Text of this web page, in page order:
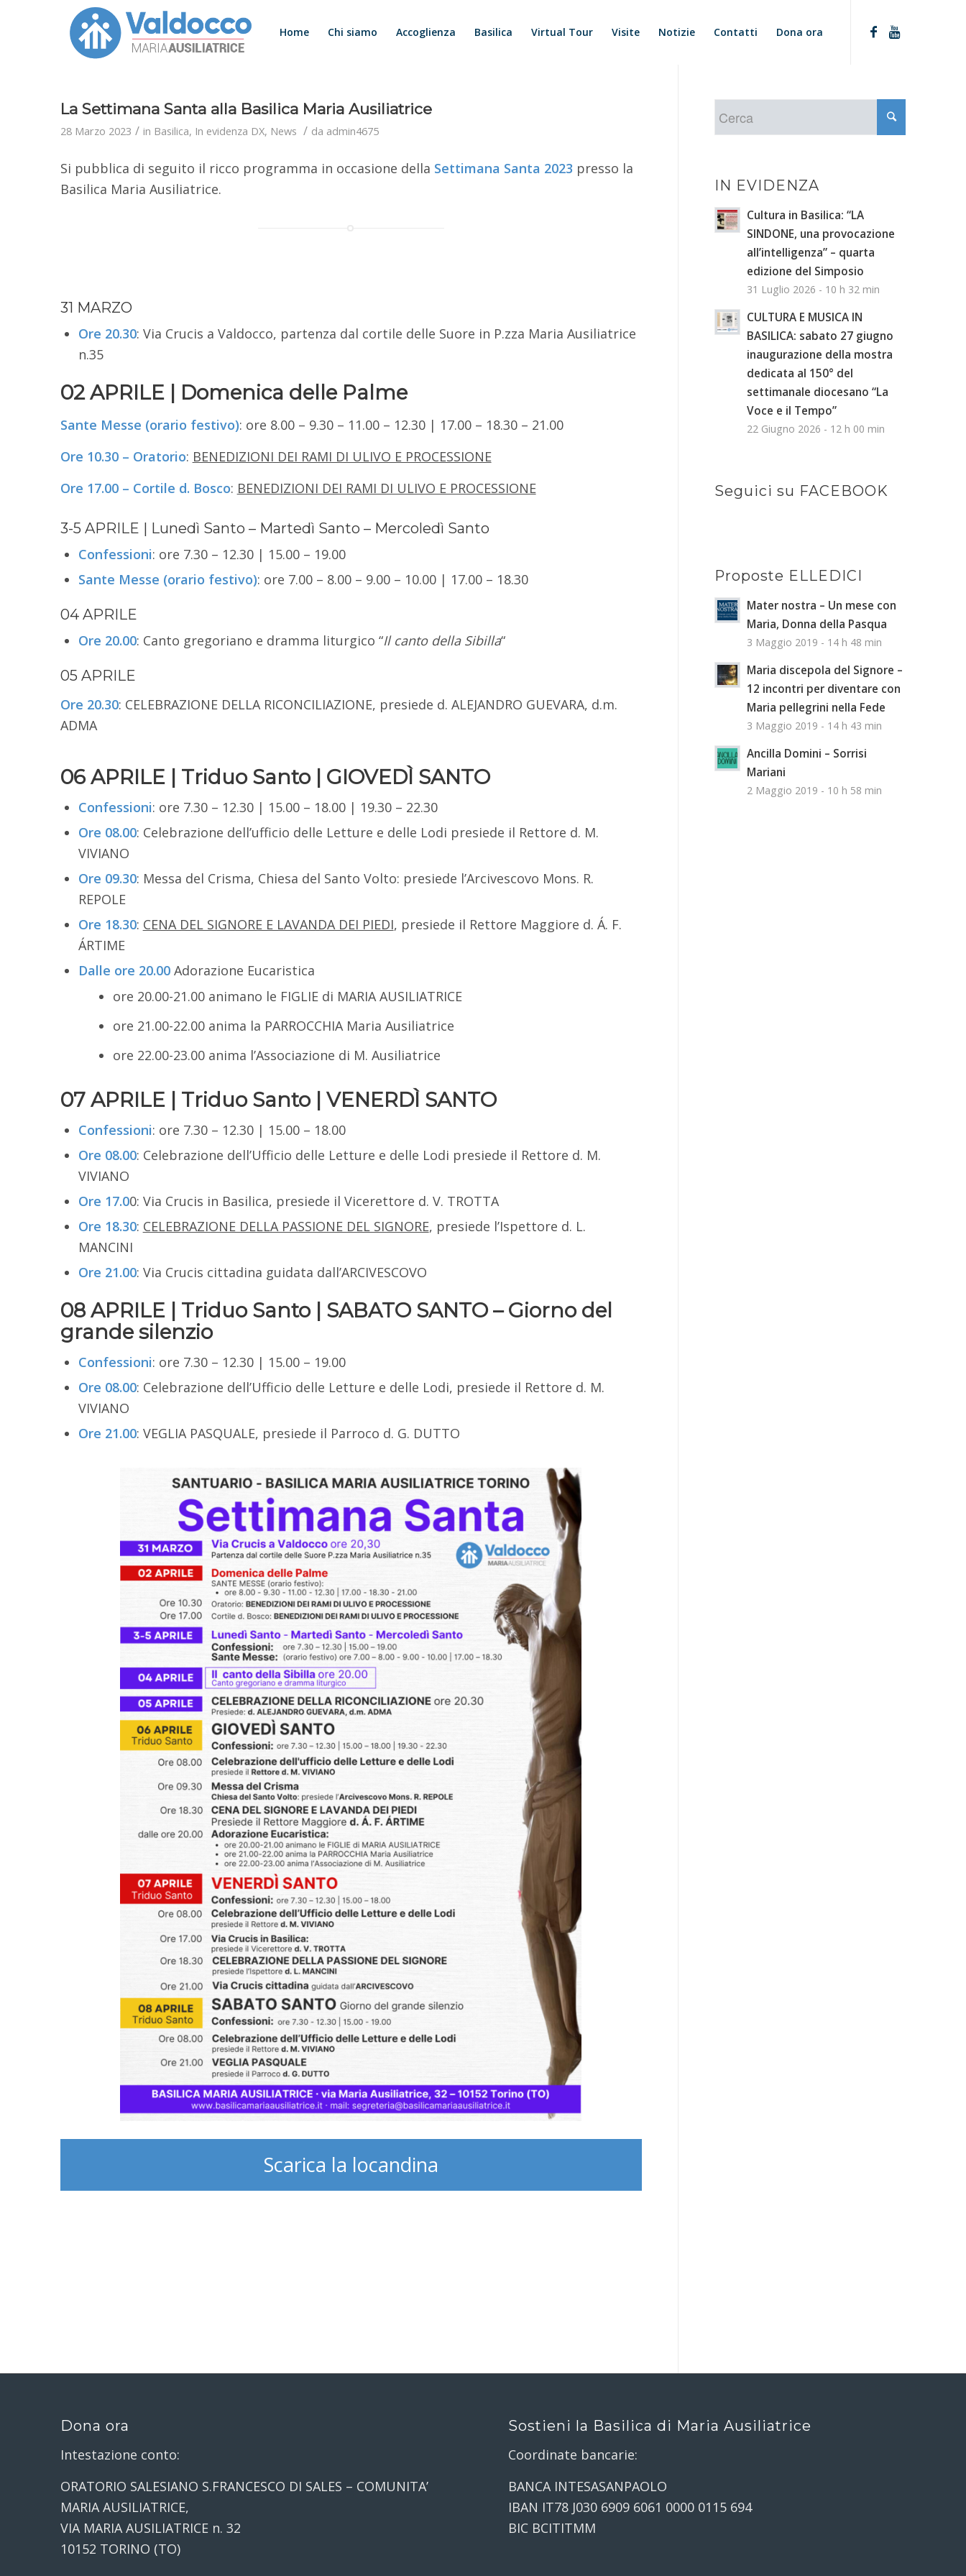
Home Chi siamo Accoglienza Basilica Virtual Tour Visite Notizie Contatti Dona ora
La Settimana Santa alla Basilica Maria Ausiliatrice
28 Marzo 2023 / in Basilica, In evidenza DX, News / da admin4675
Si pubblica di seguito il ricco programma in occasione della Settimana Santa 2023 presso la
Basilica Maria Ausiliatrice.
31 MARZO
Ore 20.30: Via Crucis a Valdocco, partenza dal cortile delle Suore in P.zza Maria Ausiliatrice
n.35
02 APRILE | Domenica delle Palme
Sante Messe (orario festivo): ore 8.00 – 9.30 – 11.00 – 12.30 | 17.00 – 18.30 – 21.00
Ore 10.30 – Oratorio: BENEDIZIONI DEI RAMI DI ULIVO E PROCESSIONE
Ore 17.00 – Cortile d. Bosco: BENEDIZIONI DEI RAMI DI ULIVO E PROCESSIONE
3-5 APRILE | Lunedì Santo – Martedì Santo – Mercoledì Santo
Confessioni: ore 7.30 – 12.30 | 15.00 – 19.00
Sante Messe (orario festivo): ore 7.00 – 8.00 – 9.00 – 10.00 | 17.00 – 18.30
04 APRILE
Ore 20.00: Canto gregoriano e dramma liturgico “Il canto della Sibilla“
05 APRILE
Ore 20.30: CELEBRAZIONE DELLA RICONCILIAZIONE, presiede d. ALEJANDRO GUEVARA, d.m.
ADMA
06 APRILE | Triduo Santo | GIOVEDÌ SANTO
Confessioni: ore 7.30 – 12.30 | 15.00 – 18.00 | 19.30 – 22.30
Ore 08.00: Celebrazione dell’ufficio delle Letture e delle Lodi presiede il Rettore d. M.
VIVIANO
Ore 09.30: Messa del Crisma, Chiesa del Santo Volto: presiede l’Arcivescovo Mons. R.
REPOLE
Ore 18.30: CENA DEL SIGNORE E LAVANDA DEI PIEDI, presiede il Rettore Maggiore d. Á. F.
ÁRTIME
Dalle ore 20.00 Adorazione Eucaristica
ore 20.00-21.00 animano le FIGLIE di MARIA AUSILIATRICE
ore 21.00-22.00 anima la PARROCCHIA Maria Ausiliatrice
ore 22.00-23.00 anima l’Associazione di M. Ausiliatrice
07 APRILE | Triduo Santo | VENERDÌ SANTO
Confessioni: ore 7.30 – 12.30 | 15.00 – 18.00
Ore 08.00: Celebrazione dell’Ufficio delle Letture e delle Lodi presiede il Rettore d. M.
VIVIANO
Ore 17.00: Via Crucis in Basilica, presiede il Vicerettore d. V. TROTTA
Ore 18.30: CELEBRAZIONE DELLA PASSIONE DEL SIGNORE, presiede l’Ispettore d. L.
MANCINI
Ore 21.00: Via Crucis cittadina guidata dall’ARCIVESCOVO
08 APRILE | Triduo Santo | SABATO SANTO – Giorno del
grande silenzio
Confessioni: ore 7.30 – 12.30 | 15.00 – 19.00
Ore 08.00: Celebrazione dell’Ufficio delle Letture e delle Lodi, presiede il Rettore d. M.
VIVIANO
Ore 21.00: VEGLIA PASQUALE, presiede il Parroco d. G. DUTTO
Scarica la locandina
IN EVIDENZA
Cultura in Basilica: “LA
SINDONE, una provocazione
all’intelligenza” – quarta
edizione del Simposio
31 Luglio 2026 - 10 h 32 min
CULTURA E MUSICA IN
BASILICA: sabato 27 giugno
inaugurazione della mostra
dedicata al 150° del
settimanale diocesano “La
Voce e il Tempo”
22 Giugno 2026 - 12 h 00 min
Seguici su FACEBOOK
Proposte ELLEDICI
Mater nostra – Un mese con
Maria, Donna della Pasqua
3 Maggio 2019 - 14 h 48 min
Maria discepola del Signore –
12 incontri per diventare con
Maria pellegrini nella Fede
3 Maggio 2019 - 14 h 43 min
Ancilla Domini – Sorrisi
Mariani
2 Maggio 2019 - 10 h 58 min
Dona ora
Intestazione conto:
ORATORIO SALESIANO S.FRANCESCO DI SALES – COMUNITA’
MARIA AUSILIATRICE,
VIA MARIA AUSILIATRICE n. 32
10152 TORINO (TO)
Sostieni la Basilica di Maria Ausiliatrice
Coordinate bancarie:
BANCA INTESASANPAOLO
IBAN IT78 J030 6909 6061 0000 0115 694
BIC BCITITMM